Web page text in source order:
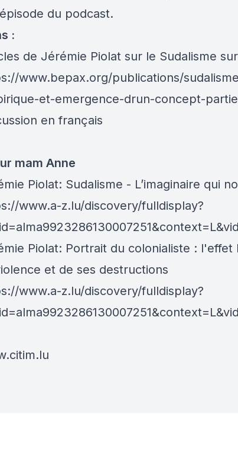
du podcast.
:
de Jérémie Piolat sur le Sudalisme
www.bepax.org/publications/
et-emergence-drun-concept-
en français
mam Anne
Piolat: Sudalisme - L’imaginaire qui
www.a-z.lu/discovery/fulldisplay?
Piolat: Portrait du colonialiste : l'effet
et de ses destructions
www.a-z.lu/discovery/fulldisplay?